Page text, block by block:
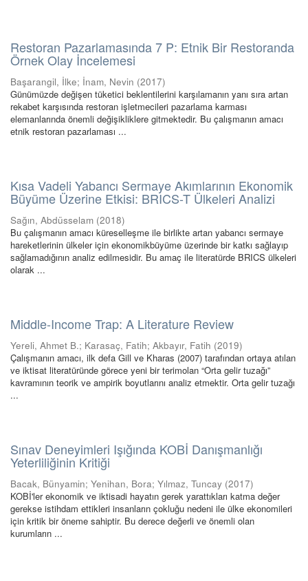
Restoran Pazarlamasında 7 P: Etnik Bir Restoranda
Örnek Olay İncelemesi
Başarangil, İlke; İnam, Nevin (2017)
Günümüzde değişen tüketici beklentilerini karşılamanın yanı sıra artan
rekabet karşısında restoran işletmecileri pazarlama karması
elemanlarında önemli değişikliklere gitmektedir. Bu çalışmanın amacı
etnik restoran pazarlaması ...
Kısa Vadeli Yabancı Sermaye Akımlarının Ekonomik
Büyüme Üzerine Etkisi: BRICS-T Ülkeleri Analizi
Sağın, Abdüsselam (2018)
Bu çalışmanın amacı küreselleşme ile birlikte artan yabancı sermaye
hareketlerinin ülkeler için ekonomikbüyüme üzerinde bir katkı sağlayıp
sağlamadığının analiz edilmesidir. Bu amaç ile literatürde BRICS ülkeleri
olarak ...
Middle-Income Trap: A Literature Review
Yereli, Ahmet B.; Karasaç, Fatih; Akbayır, Fatih (2019)
Çalışmanın amacı, ilk defa Gill ve Kharas (2007) tarafından ortaya atılan
ve iktisat literatüründe görece yeni bir terimolan “Orta gelir tuzağı”
kavramının teorik ve ampirik boyutlarını analiz etmektir. Orta gelir tuzağı
...
Sınav Deneyimleri Işığında KOBİ Danışmanlığı
Yeterliliğinin Kritiği
Bacak, Bünyamin; Yenihan, Bora; Yılmaz, Tuncay (2017)
KOBİ'ler ekonomik ve iktisadi hayatın gerek yarattıkları katma değer
gerekse istihdam ettikleri insanların çokluğu nedeni ile ülke ekonomileri
için kritik bir öneme sahiptir. Bu derece değerli ve önemli olan
kurumların ...